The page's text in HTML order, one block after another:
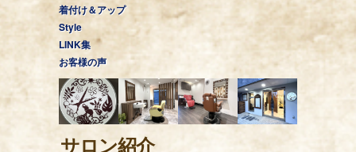
着付け＆アップ
Style
LINK集
お客様の声
サロン紹介